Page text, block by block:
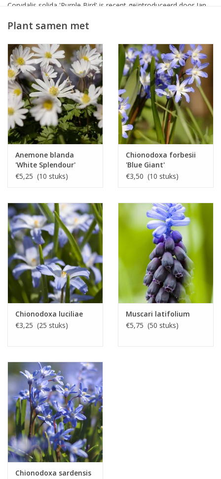
Corydalis solida 'Purple Bird' is recent geïntroduceerd door Jan
Plant samen met
Anemone blanda
'White Splendour'
€5,25 (10 stuks)
Chionodoxa forbesii
'Blue Giant'
€3,50 (10 stuks)
Chionodoxa luciliae
€3,25 (25 stuks)
Muscari latifolium
€5,75 (50 stuks)
Chionodoxa sardensis